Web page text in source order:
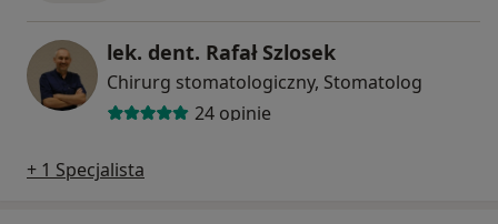
lek. dent. Rafał Szlosek
Chirurg stomatologiczny, Stomatolog
24 opinie
+ 1 Specjalista